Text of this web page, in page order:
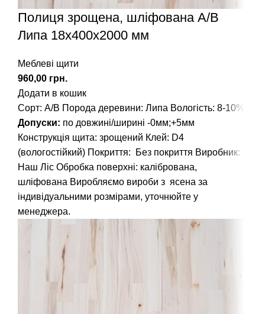
Полиця зрощена, шліфована А/В
Липа 18х400х2000 мм
Меблеві щити
грн.
Додати в кошик
Сорт: А/В Порода деревини: Липа Вологість: 8-10%
Допуски: по довжині/ширині -0мм;+5мм
Конструкція щита: зрощений Клей: D4
(вологостійкий) Покриття: Без покриття Виробник:
Наш Ліс Обробка поверхні: калібрована,
шліфована Виробляємо вироби з ясена за
індивідуальними розмірами, уточнюйте у
менеджера.